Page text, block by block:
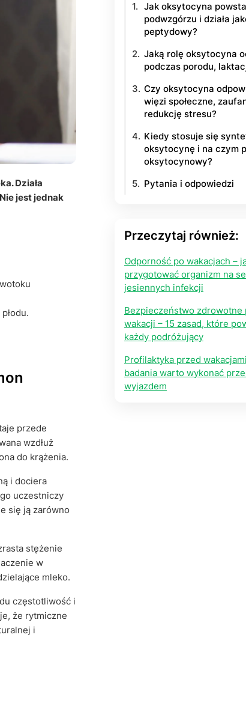
Ubezpieczenie na życie
Działa
jest jednak
przede
wzdłuż
do krążenia.
i dociera
uczestniczy
się ją zarówno
stężenie
w
mleko.
częstotliwość i
że rytmiczne
i
Jak oksytocyna
podwzgórzu i działa
peptydowy?
Jaką rolę oksytocyna
podczas porodu,
Czy oksytocyna
więzi społeczne,
redukcję stresu?
Kiedy stosuje się
oksytocynę i na czym
oksytocynowy?
Pytania i odpowiedzi
Przeczytaj również:
Odporność po wakacjach –
przygotować organizm na
jesiennych infekcji
Bezpieczeństwo zdrowotne
wakacji – 15 zasad, które
każdy podróżujący
Profilaktyka przed
badania warto wykonać
wyjazdem